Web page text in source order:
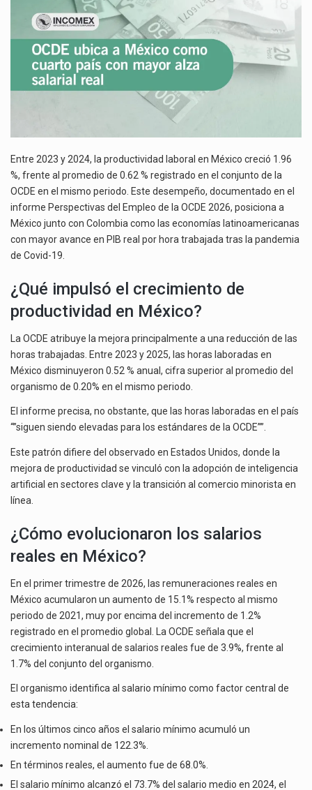
La reforma que reduce la jornada laboral a 40 horas semanales omitió precisar su aplicación…
MAYOR
ALZA
SALARIAL
REAL
Entre 2023 y 2024, la productividad laboral en México creció 1.96
%, frente al promedio de 0.62 % registrado en el conjunto de la
OCDE en el mismo periodo. Este desempeño, documentado en el
informe Perspectivas del Empleo de la OCDE 2026, posiciona a
México junto con Colombia como las economías latinoamericanas
con mayor avance en PIB real por hora trabajada tras la pandemia
de Covid-19.
¿Qué impulsó el crecimiento de
productividad en México?
La OCDE atribuye la mejora principalmente a una reducción de las
horas trabajadas. Entre 2023 y 2025, las horas laboradas en
México disminuyeron 0.52 % anual, cifra superior al promedio del
organismo de 0.20% en el mismo periodo.
El informe precisa, no obstante, que las horas laboradas en el país
“”siguen siendo elevadas para los estándares de la OCDE””.
Este patrón difiere del observado en Estados Unidos, donde la
mejora de productividad se vinculó con la adopción de inteligencia
artificial en sectores clave y la transición al comercio minorista en
línea.
¿Cómo evolucionaron los salarios
reales en México?
En el primer trimestre de 2026, las remuneraciones reales en
México acumularon un aumento de 15.1% respecto al mismo
periodo de 2021, muy por encima del incremento de 1.2%
registrado en el promedio global. La OCDE señala que el
crecimiento interanual de salarios reales fue de 3.9%, frente al
1.7% del conjunto del organismo.
El organismo identifica al salario mínimo como factor central de
esta tendencia:
En los últimos cinco años el salario mínimo acumuló un
incremento nominal de 122.3%.
En términos reales, el aumento fue de 68.0%.
El salario mínimo alcanzó el 73.7% del salario medio en 2024, el